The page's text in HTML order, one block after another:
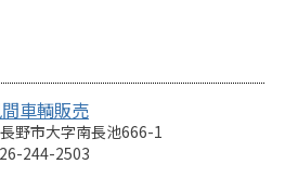
車輌販売
野市大字南長池666-1
244-2503